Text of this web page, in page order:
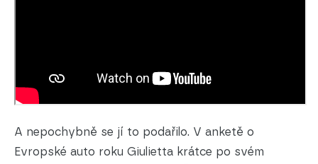
A nepochybně se jí to podařilo. V anketě o
Evropské auto roku Giulietta krátce po svém